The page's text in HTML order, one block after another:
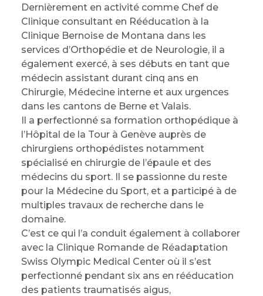
Dernièrement en activité comme Chef de
Clinique consultant en Rééducation à la
Clinique Bernoise de Montana dans les
services d’Orthopédie et de Neurologie, il a
également exercé, à ses débuts en tant que
médecin assistant durant cinq ans en
Chirurgie, Médecine interne et aux urgences
dans les cantons de Berne et Valais.
Il a perfectionné sa formation orthopédique à
l’Hôpital de la Tour à Genève auprès de
chirurgiens orthopédistes notamment
spécialisé en chirurgie de l’épaule et des
médecins du sport. Il se passionne du reste
pour la Médecine du Sport, et a participé à de
multiples travaux de recherche dans le
domaine.
C’est ce qui l’a conduit également à collaborer
avec la Clinique Romande de Réadaptation
Swiss Olympic Medical Center où il s’est
perfectionné pendant six ans en rééducation
des patients traumatisés aigus,